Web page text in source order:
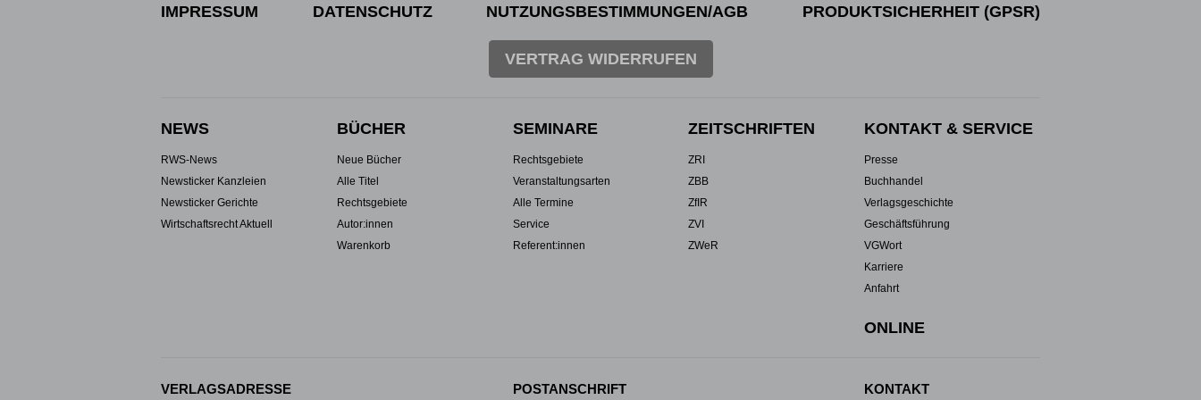
IMPRESSUM DATENSCHUTZ NUTZUNGSBESTIMMUNGEN/AGB PRODUKTSICHERHEIT (GPSR)
VERTRAG WIDERRUFEN
NEWS
RWS-News
Newsticker Kanzleien
Newsticker Gerichte
Wirtschaftsrecht Aktuell
BÜCHER
Neue Bücher
Alle Titel
Rechtsgebiete
Autor:innen
Warenkorb
SEMINARE
Rechtsgebiete
Veranstaltungsarten
Alle Termine
Service
Referent:innen
ZEITSCHRIFTEN
ZRI
ZBB
ZfIR
ZVI
ZWeR
KONTAKT & SERVICE
Presse
Buchhandel
Verlagsgeschichte
Geschäftsführung
VGWort
Karriere
Anfahrt
ONLINE
VERLAGSADRESSE POSTANSCHRIFT KONTAKT